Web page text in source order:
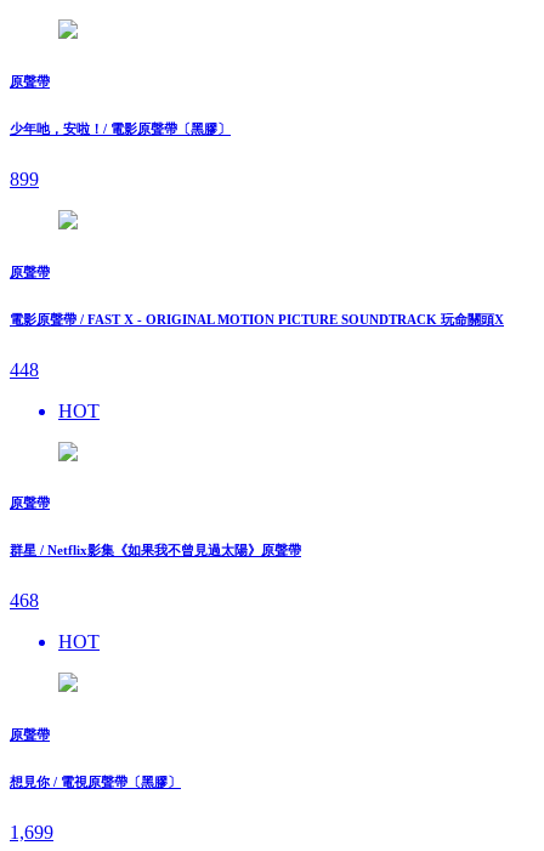
原聲帶
少年吔，安啦！/ 電影原聲帶〔黑膠〕
899
原聲帶
電影原聲帶 / FAST X - ORIGINAL MOTION PICTURE SOUNDTRACK 玩命關頭X
448
HOT
原聲帶
群星 / Netflix影集《如果我不曾見過太陽》原聲帶
468
HOT
原聲帶
想見你 / 電視原聲帶〔黑膠〕
1,699